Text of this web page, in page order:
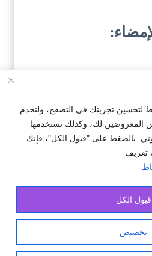
لتحسين تجربتك في التصفح، ولتخدم
المعروضين لك، وكذلك نستخدمها
بالضغط على "قبول الكل"، فإنك
تعريف
تخصيص
قبول الكل
النمودج
#برقم هاتف